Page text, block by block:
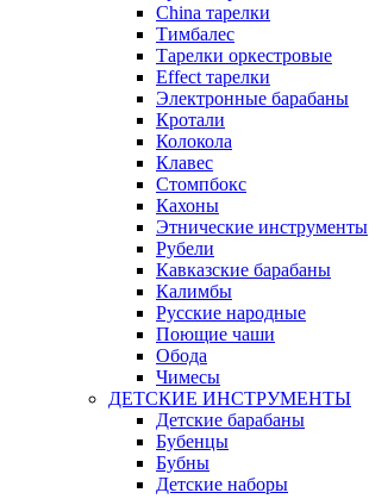
China тарелки
Тимбалес
Тарелки оркестровые
Effect тарелки
Электронные барабаны
Кротали
Колокола
Клавес
Стомпбокс
Кахоны
Этнические инструменты
Рубели
Кавказские барабаны
Калимбы
Русские народные
Поющие чаши
Обода
Чимесы
ДЕТСКИЕ ИНСТРУМЕНТЫ
Детские барабаны
Бубенцы
Бубны
Детские наборы